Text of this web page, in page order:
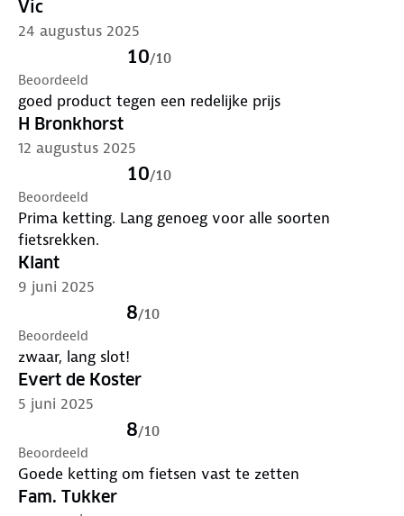
Vic
24 augustus 2025
10/10
Beoordeeld
goed product tegen een redelijke prijs
H Bronkhorst
12 augustus 2025
10/10
Beoordeeld
Prima ketting. Lang genoeg voor alle soorten
fietsrekken.
Klant
9 juni 2025
8/10
Beoordeeld
zwaar, lang slot!
Evert de Koster
5 juni 2025
8/10
Beoordeeld
Goede ketting om fietsen vast te zetten
Fam. Tukker